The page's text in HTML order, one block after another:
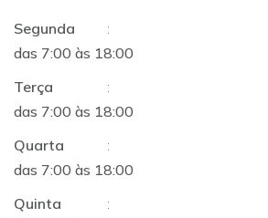
Segunda
:
das 7:00 às 18:00
Terça
:
das 7:00 às 18:00
Quarta
:
das 7:00 às 18:00
Quinta
: